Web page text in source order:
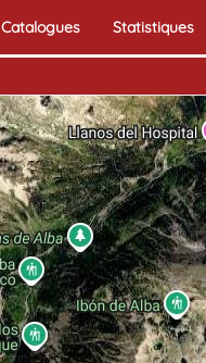
Catalogues Statistiques